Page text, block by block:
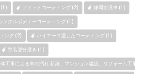
(1) フィットコーティング (2) 静岡水没車 (1)
ンクルボディーコーティング (1)
ング (2) ハイエース適したコーティング (1)
塗装部分磨き (1)
工事による車の汚れ 新築、マンション建設、リフォーム工事